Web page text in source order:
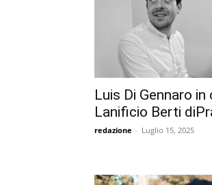
Luis Di Gennaro
Lanificio Berti
redazione - Luglio 15, 2025